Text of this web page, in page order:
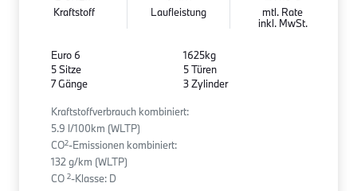
Kraftstoff Laufleistung
mtl. Rate
inkl. MwSt.
Euro 6
5 Sitze
7 Gänge
1625kg
5 Türen
3 Zylinder
Kraftstoffverbrauch kombiniert:
5.9 l/100km (WLTP)
CO2-Emissionen kombiniert:
132 g/km (WLTP)
CO 2-Klasse: D